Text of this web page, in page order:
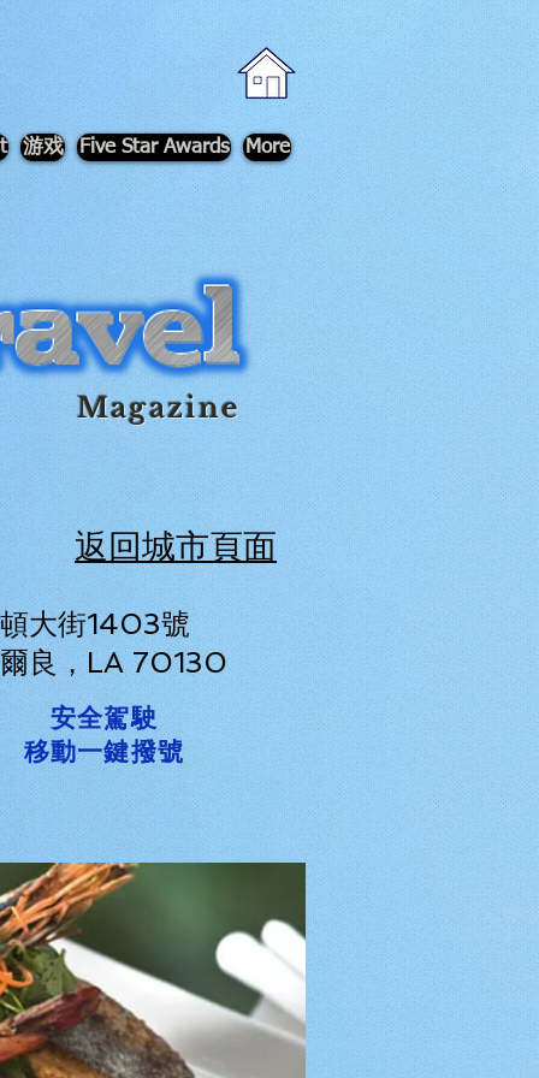
游戏 Five Star Awards More
Magazine
安全駕駛
移動一鍵撥號
返回城市頁面
大街1403號
良，LA 70130